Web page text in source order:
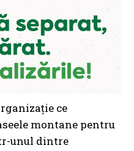
ce
montane pentru
unul dintre